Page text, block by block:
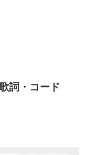
詞・コード